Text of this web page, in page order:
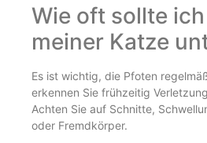
Wie oft sollte
meiner Katze
Es ist wichtig, die Pfoten
erkennen Sie frühzeitig
Achten Sie auf Schnitte,
oder Fremdkörper.